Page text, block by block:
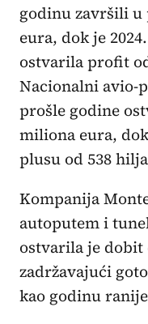
godinu završili u
eura, dok je
ostvarila profit
Nacionalni avio-
prošle godine
miliona eura,
plusu od 538
Kompanija
autoputem i
ostvarila je dobit
zadržavajući
kao godinu